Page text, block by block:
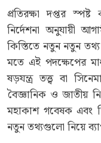
প্রতিরক্ষা দপ্তর
নির্দেশনা অনুযায়ী
কিস্তিতে নতুন নতুন
মতে এই পদক্ষেপের
ষড়যন্ত্র তত্ত্ব বা
বৈজ্ঞানিক ও জাতীয়
মহাকাশ গবেষক এবং
নতুন তথ্যগুলো নিয়ে